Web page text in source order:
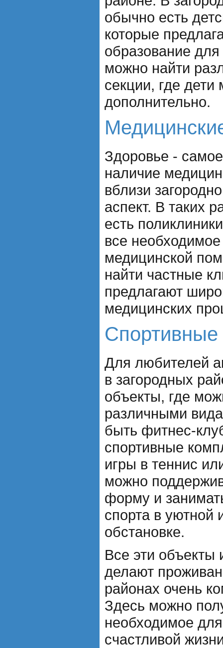
обычно есть
которые
образование
можно найти
секции, где дети
дополнительно.
Здоровье -
наличие
вблизи
аспект. В таких
есть
все
медицинской
найти частные
предлагают
медицинских
Для любителей
в загородных
объекты, где
различными
быть фитнес-
спортивные
игры в теннис
можно
форму и
спорта в уютной
обстановке.
Все эти объекты
делают
районах очень
Здесь можно
необходимое
счастливой